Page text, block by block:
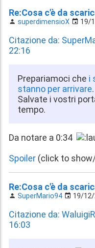
Re:Cosa c'è da
superdimensioX 19/
Citazione da:
22:16
Prepariamoci che i
stanno per arrivare.
Salvate i vostri
tempo.
Da notare a 0:34
Spoiler (click to
Re:Cosa c'è da
SuperMario94 19/12/
Citazione da:
16:03